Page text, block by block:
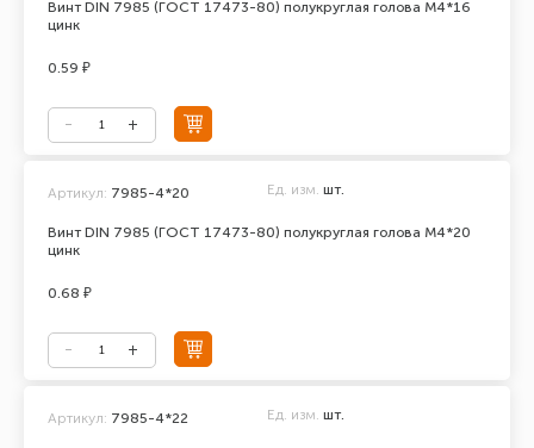
Винт DIN 7985 (ГОСТ 17473-80) полукруглая голова М4*16
цинк
0.59 ₽
Винт DIN 7985 (ГОСТ 17473-80) полукруглая голова М4*20
цинк
Артикул: 7985-4*20 Ед. изм. шт.
0.68 ₽
Артикул: 7985-4*22 Ед. изм. шт.